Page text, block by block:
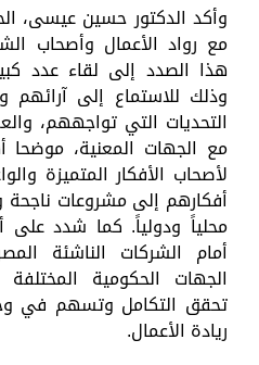
وأكد الدكتور حسين عيسى،
مع رواد الأعمال وأصحاب
هذا الصدد إلى لقاء عدد
وذلك للاستماع إلى آرائهم
التحديات التي تواجههم،
مع الجهات المعنية، موضحا
لأصحاب الأفكار المتميزة
أفكارهم إلى مشروعات ناجحة
محلياً ودولياً. كما شدد
أمام الشركات الناشئة
الجهات الحكومية
تحقق التكامل وتسهم في
ريادة الأعمال.